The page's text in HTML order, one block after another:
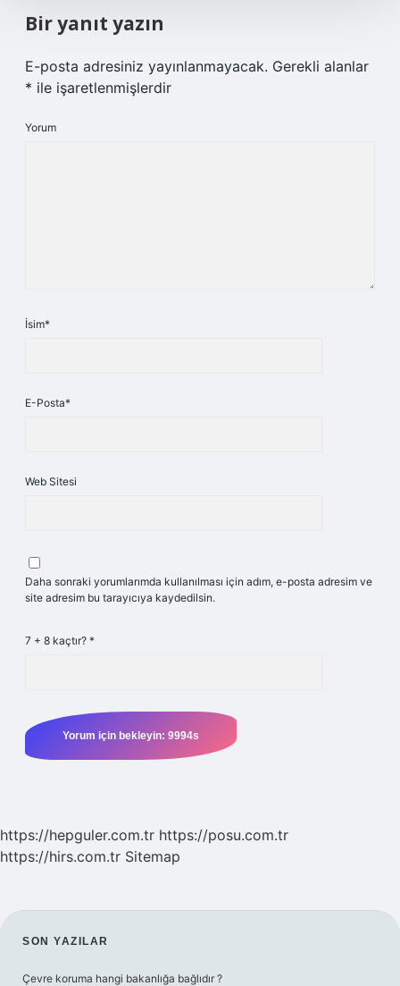
Bir yanıt yazın
E-posta adresiniz yayınlanmayacak. Gerekli alanlar
* ile işaretlenmişlerdir
Yorum
İsim*
E-Posta*
Web Sitesi
Daha sonraki yorumlarımda kullanılması için adım, e-posta adresim ve
site adresim bu tarayıcıya kaydedilsin.
7 + 8 kaçtır? *
https://hepguler.com.tr https://posu.com.tr
https://hirs.com.tr Sitemap
SIDEBAR
SON YAZILAR
Çevre koruma hangi bakanlığa bağlıdır ?